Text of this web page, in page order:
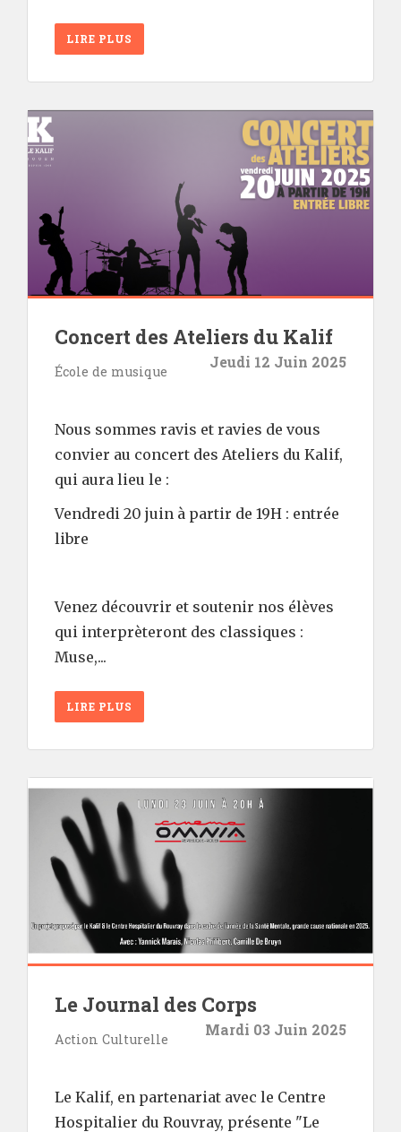
LIRE PLUS
Concert des Ateliers du Kalif
École de musique
Jeudi 12 Juin 2025
Nous sommes ravis et ravies de vous
convier au concert des Ateliers du Kalif,
qui aura lieu le :
Vendredi 20 juin à partir de 19H : entrée
libre
Venez découvrir et soutenir nos élèves
qui interprèteront des classiques :
Muse,...
LIRE PLUS
Le Journal des Corps
Action Culturelle
Mardi 03 Juin 2025
Le Kalif, en partenariat avec le Centre
Hospitalier du Rouvray, présente "Le